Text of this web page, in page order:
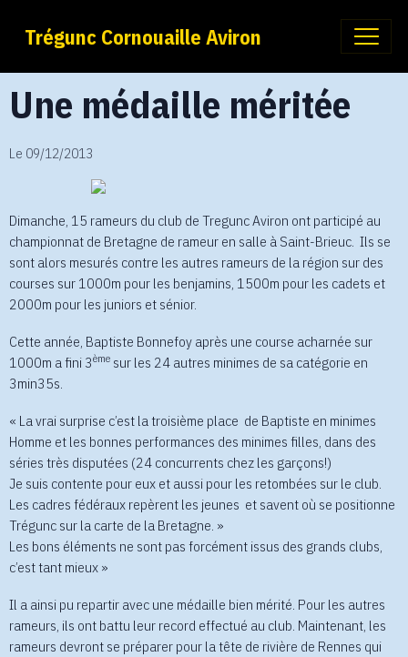
Trégunc Cornouaille Aviron
Une médaille méritée
Le 09/12/2013
Dimanche, 15 rameurs du club de Tregunc Aviron ont participé au
championnat de Bretagne de rameur en salle à Saint-Brieuc. Ils se
sont alors mesurés contre les autres rameurs de la région sur des
courses sur 1000m pour les benjamins, 1500m pour les cadets et
2000m pour les juniors et sénior.
Cette année, Baptiste Bonnefoy après une course acharnée sur
1000m a fini 3ème sur les 24 autres minimes de sa catégorie en
3min35s.
« La vrai surprise c’est la troisième place de Baptiste en minimes
Homme et les bonnes performances des minimes filles, dans des
séries très disputées (24 concurrents chez les garçons!)
Je suis contente pour eux et aussi pour les retombées sur le club.
Les cadres fédéraux repèrent les jeunes et savent où se positionne
Trégunc sur la carte de la Bretagne. »
Les bons éléments ne sont pas forcément issus des grands clubs,
c’est tant mieux »
Il a ainsi pu repartir avec une médaille bien mérité. Pour les autres
rameurs, ils ont battu leur record effectué au club. Maintenant, les
rameurs devront se préparer pour la tête de rivière de Rennes qui